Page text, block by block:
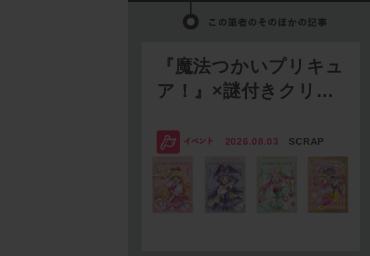
『魔法つかいプリキュ
ア！』×謎付きクリ…
2026.08.03 SCRAP